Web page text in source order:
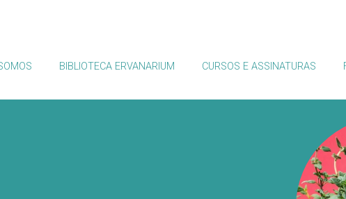
BIBLIOTECA ERVANARIUM CURSOS E ASSINATURAS